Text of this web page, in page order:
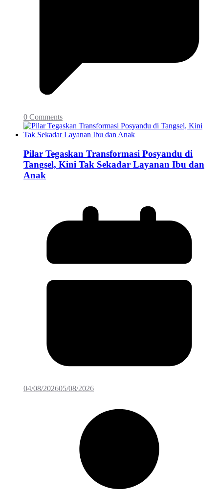
0 Comments
Pilar Tegaskan Transformasi Posyandu di
Tangsel, Kini Tak Sekadar Layanan Ibu dan
Anak
04/08/202605/08/2026